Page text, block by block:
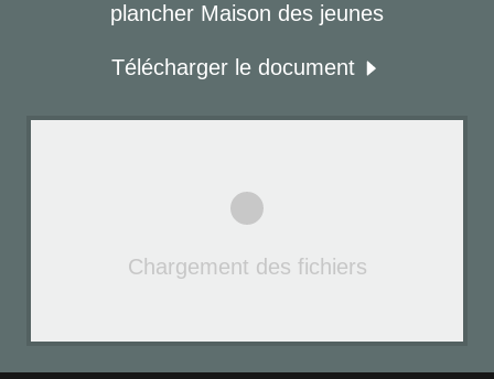
plancher Maison des jeunes
Télécharger le document
Chargement des fichiers